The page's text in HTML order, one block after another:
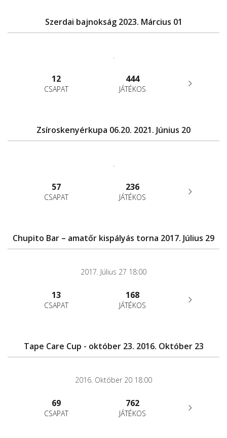
Szerdai bajnokság 2023. Március 01
.
12
CSAPAT
444
JÁTÉKOS
Zsíroskenyérkupa 06.20. 2021. Június 20
.
57
CSAPAT
236
JÁTÉKOS
Chupito Bar – amatőr kispályás torna 2017. Július 29
2017. Július 27 18:00
13
CSAPAT
168
JÁTÉKOS
Tape Care Cup - október 23. 2016. Október 23
2016. Október 20 18:00
69
CSAPAT
762
JÁTÉKOS